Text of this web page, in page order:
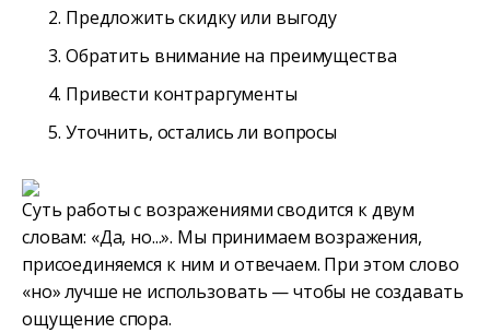
Предложить скидку или выгоду
Обратить внимание на преимущества
Привести контраргументы
Уточнить, остались ли вопросы
Суть работы с возражениями сводится к двум
словам: «Да, но...». Мы принимаем возражения,
присоединяемся к ним и отвечаем. При этом слово
«но» лучше не использовать — чтобы не создавать
ощущение спора.